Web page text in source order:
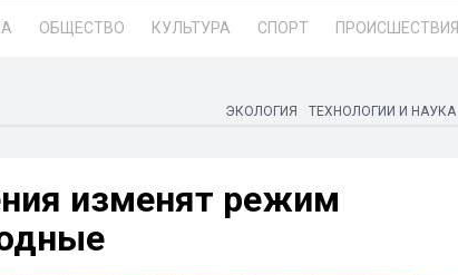
ОБЩЕСТВО КУЛЬТУРА СПОРТ ПРОИСШЕСТВИЯ
ЭКОЛОГИЯ ТЕХНОЛОГИИ И НАУКА
изменят режим